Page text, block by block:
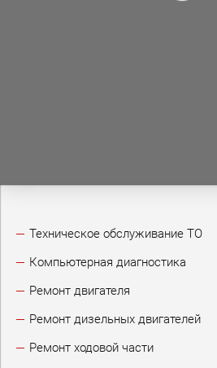
Техническое обслуживание ТО
Компьютерная диагностика
Ремонт двигателя
Ремонт дизельных двигателей
Ремонт ходовой части